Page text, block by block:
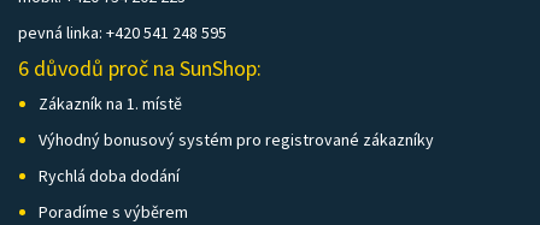
pevná linka: +420 541 248 595
6 důvodů proč na SunShop:
Zákazník na 1. místě
Výhodný bonusový systém pro registrované zákazníky
Rychlá doba dodání
Poradíme s výběrem